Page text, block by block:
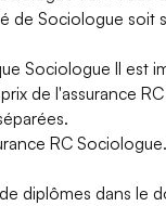
de Sociologue soit
Sociologue Il est
de l'assurance
RC
diplômes dans le